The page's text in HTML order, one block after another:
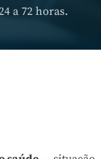
a 72 horas.